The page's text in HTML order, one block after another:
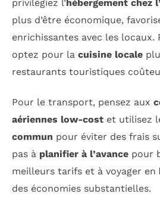
privilégiez l’hébergement chez
plus d’être économique,
enrichissantes avec les locaux.
optez pour la cuisine locale
restaurants touristiques
Pour le transport, pensez aux
aériennes low-cost et utilisez
commun pour éviter des frais
pas à planifier à l’avance pour
meilleurs tarifs et à voyager en
des économies substantielles.